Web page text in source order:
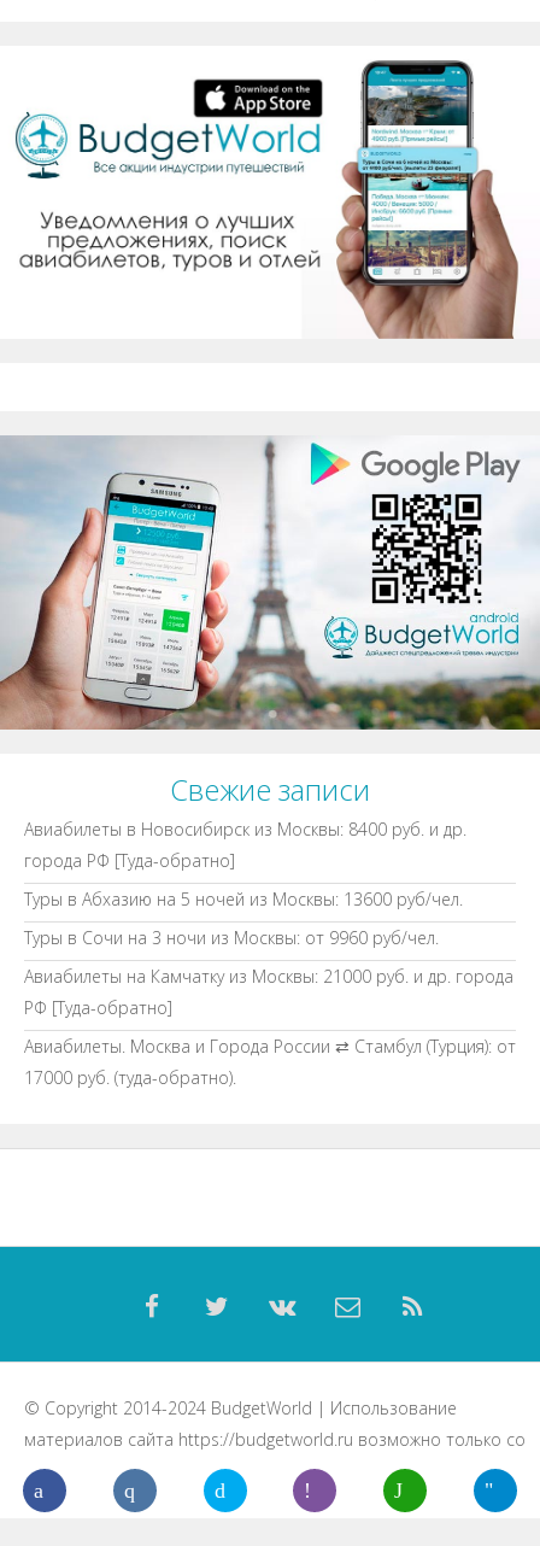
Свежие записи
Авиабилеты в Новосибирск из Москвы: 8400 руб. и др.
города РФ [Туда-обратно]
Туры в Абхазию на 5 ночей из Москвы: 13600 руб/чел.
Туры в Сочи на 3 ночи из Москвы: от 9960 руб/чел.
Авиабилеты на Камчатку из Москвы: 21000 руб. и др. города
РФ [Туда-обратно]
Авиабилеты. Москва и Города России ⇄ Стамбул (Турция): от
17000 руб. (туда-обратно).
© Copyright 2014-2024 BudgetWorld | Использование
материалов сайта https://budgetworld.ru возможно только со
ссылкой на данный ресурс.
Статьи